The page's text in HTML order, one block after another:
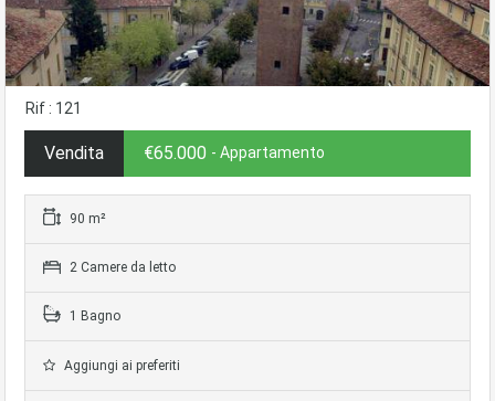
Rif : 121
Vendita €65.000 - Appartamento
90 m²
2 Camere da letto
1 Bagno
Aggiungi ai preferiti